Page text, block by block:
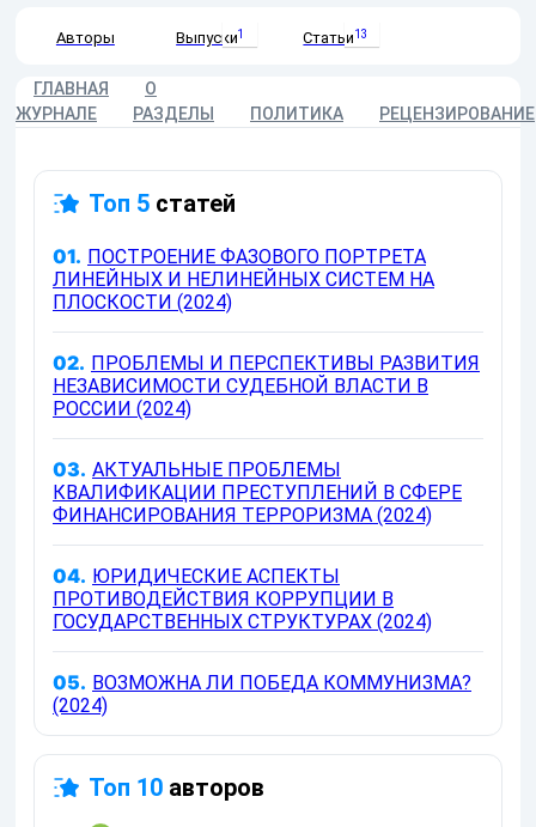
Авторы 1
Выпуски 13
Статьи
ГЛАВНАЯ
О
ЖУРНАЛЕ
РАЗДЕЛЫ ПОЛИТИКА РЕЦЕНЗИРОВАНИЕ
Топ 5 статей
01. ПОСТРОЕНИЕ ФАЗОВОГО ПОРТРЕТА
ЛИНЕЙНЫХ И НЕЛИНЕЙНЫХ СИСТЕМ НА
ПЛОСКОСТИ (2024)
02. ПРОБЛЕМЫ И ПЕРСПЕКТИВЫ РАЗВИТИЯ
НЕЗАВИСИМОСТИ СУДЕБНОЙ ВЛАСТИ В
РОССИИ (2024)
03. АКТУАЛЬНЫЕ ПРОБЛЕМЫ
КВАЛИФИКАЦИИ ПРЕСТУПЛЕНИЙ В СФЕРЕ
ФИНАНСИРОВАНИЯ ТЕРРОРИЗМА (2024)
04. ЮРИДИЧЕСКИЕ АСПЕКТЫ
ПРОТИВОДЕЙСТВИЯ КОРРУПЦИИ В
ГОСУДАРСТВЕННЫХ СТРУКТУРАХ (2024)
05. ВОЗМОЖНА ЛИ ПОБЕДА КОММУНИЗМА?
(2024)
Топ 10 авторов